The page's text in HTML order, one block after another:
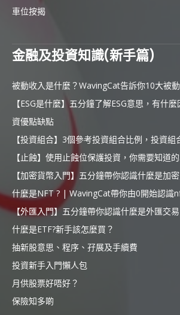
車位按揭
金融及投資知識(新手篇)
被動收入是什麼？WavingCat告訴你10大被
【ESG是什麼】五分鐘了解ESG意思，有什
資優點缺點
【投資組合】3個參考投資組合比例，投資組
【止蝕】使用止蝕位保護投資，你需要知道
【加密貨幣入門】五分鐘帶你認識什麼是加
什麼是NFT ? | WavingCat帶你由0開始認識
【外匯入門】五分鐘帶你認識什麼是外匯交易
什麼是ETF?新手該怎麼買？
抽新股意思、程序、孖展及手續費
投資新手入門懶人包
月供股票好唔好？
保險知多啲